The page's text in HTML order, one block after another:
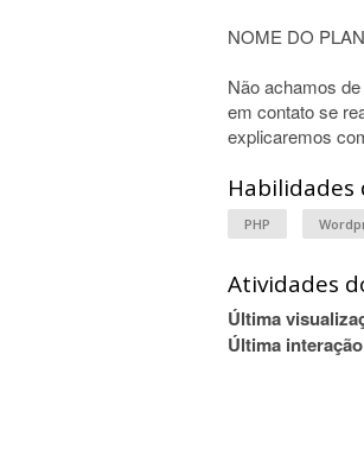
NOME DO
Não achamos
em contato se
explicaremos
Habilidades
PHP
Atividades
Última
Última